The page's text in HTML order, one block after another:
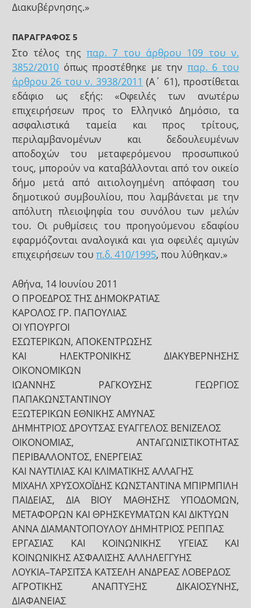
Διακυβέρνησης.»
ΠΑΡΑΓΡΑΦΟΣ 5
Στο τέλος της παρ. 7 του άρθρου 109 του ν.
3852/2010 όπως προστέθηκε με την παρ. 6 του
άρθρου 26 του ν. 3938/2011 (Α΄ 61), προστίθεται
εδάφιο ως εξής: «Οφειλές των ανωτέρω
επιχειρήσεων προς το Ελληνικό Δημόσιο, τα
ασφαλιστικά ταμεία και προς τρίτους,
περιλαμβανομένων και δεδουλευμένων
αποδοχών του μεταφερόμενου προσωπικού
τους, μπορούν να καταβάλλονται από τον οικείο
δήμο μετά από αιτιολογημένη απόφαση του
δημοτικού συμβουλίου, που λαμβάνεται με την
απόλυτη πλειοψηφία του συνόλου των μελών
του. Οι ρυθμίσεις του προηγούμενου εδαφίου
εφαρμόζονται αναλογικά και για οφειλές αμιγών
επιχειρήσεων του π.δ. 410/1995, που λύθηκαν.»
Αθήνα, 14 Ιουνίου 2011
Ο ΠΡΟΕΔΡΟΣ ΤΗΣ ΔΗΜΟΚΡΑΤΙΑΣ
ΚΑΡΟΛΟΣ ΓΡ. ΠΑΠΟΥΛΙΑΣ
ΟI ΥΠΟΥΡΓΟI
ΕΣΩΤΕΡΙΚΩΝ, ΑΠΟΚΕΝΤΡΩΣΗΣ
ΚΑΙ ΗΛΕΚΤΡΟΝΙΚΗΣ ΔΙΑΚΥΒΕΡΝΗΣΗΣ
ΟΙΚΟΝΟΜΙΚΩΝ
ΙΩΑΝΝΗΣ ΡΑΓΚΟΥΣΗΣ ΓΕΩΡΓΙΟΣ
ΠΑΠΑΚΩΝΣΤΑΝΤΙΝΟΥ
ΕΞΩΤΕΡΙΚΩΝ ΕΘΝΙΚΗΣ ΑΜΥΝΑΣ
ΔΗΜΗΤΡΙΟΣ ΔΡΟΥΤΣΑΣ ΕΥΑΓΓΕΛΟΣ ΒΕΝΙΖΕΛΟΣ
ΟΙΚΟΝΟΜΙΑΣ, ΑΝΤΑΓΩΝΙΣΤΙΚΟΤΗΤΑΣ
ΠΕΡΙΒΑΛΛΟΝΤΟΣ, ΕΝΕΡΓΕΙΑΣ
ΚΑΙ ΝΑΥΤΙΛΙΑΣ ΚΑΙ ΚΛΙΜΑΤΙΚΗΣ ΑΛΛΑΓΗΣ
ΜΙΧΑΗΛ ΧΡΥΣΟΧΟΪΔΗΣ ΚΩΝΣΤΑΝΤΙΝΑ ΜΠΙΡΜΠΙΛΗ
ΠΑΙΔΕΙΑΣ, ΔΙΑ ΒΙΟΥ ΜΑΘΗΣΗΣ ΥΠΟΔΟΜΩΝ,
ΜΕΤΑΦΟΡΩΝ ΚΑΙ ΘΡΗΣΚΕΥΜΑΤΩΝ ΚΑΙ ΔΙΚΤΥΩΝ
ΑΝΝΑ ΔΙΑΜΑΝΤΟΠΟΥΛΟΥ ΔΗΜΗΤΡΙΟΣ ΡΕΠΠΑΣ
ΕΡΓΑΣΙΑΣ ΚΑΙ ΚΟΙΝΩΝΙΚΗΣ ΥΓΕΙΑΣ ΚΑΙ
ΚΟΙΝΩΝΙΚΗΣ ΑΣΦΑΛΙΣΗΣ ΑΛΛΗΛΕΓΓΥΗΣ
ΛΟΥΚΙΑ–ΤΑΡΣΙΤΣΑ ΚΑΤΣΕΛΗ ΑΝΔΡΕΑΣ ΛΟΒΕΡΔΟΣ
ΑΓΡΟΤΙΚΗΣ ΑΝΑΠΤΥΞΗΣ ΔΙΚΑΙΟΣΥΝΗΣ,
ΔΙΑΦΑΝΕΙΑΣ